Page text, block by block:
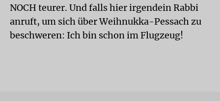
NOCH teurer. Und falls hier irgendein Rabbi
anruft, um sich über Weihnukka-Pessach zu
beschweren: Ich bin schon im Flugzeug!